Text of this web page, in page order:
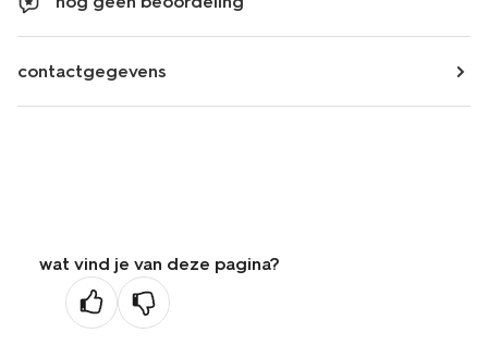
contactgegevens
wat vind je van deze pagina?